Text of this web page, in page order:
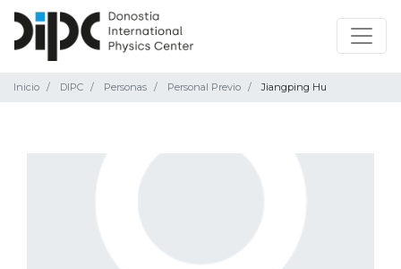
Inicio DIPC Personas Personal Previo Jiangping Hu